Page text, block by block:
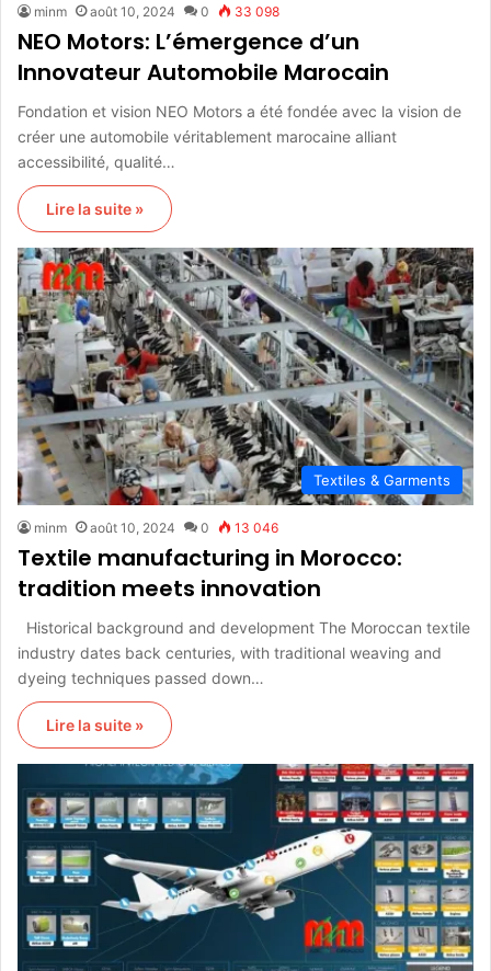
minm août 10, 2024 0 33 098
NEO Motors: L’émergence d’un
Innovateur Automobile Marocain
Fondation et vision NEO Motors a été fondée avec la vision de
créer une automobile véritablement marocaine alliant
accessibilité, qualité…
Lire la suite »
Textiles & Garments
minm août 10, 2024 0 13 046
Textile manufacturing in Morocco:
tradition meets innovation
Historical background and development The Moroccan textile
industry dates back centuries, with traditional weaving and
dyeing techniques passed down…
Lire la suite »